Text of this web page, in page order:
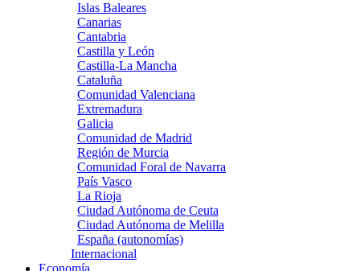
Islas Baleares
Canarias
Cantabria
Castilla y León
Castilla-La Mancha
Cataluña
Comunidad Valenciana
Extremadura
Galicia
Comunidad de Madrid
Región de Murcia
Comunidad Foral de Navarra
País Vasco
La Rioja
Ciudad Autónoma de Ceuta
Ciudad Autónoma de Melilla
España (autonomías)
Internacional